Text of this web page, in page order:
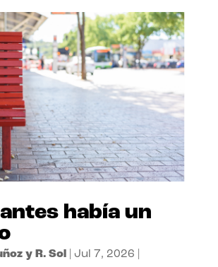
había un
y R. Sol| Jul 7, 2026